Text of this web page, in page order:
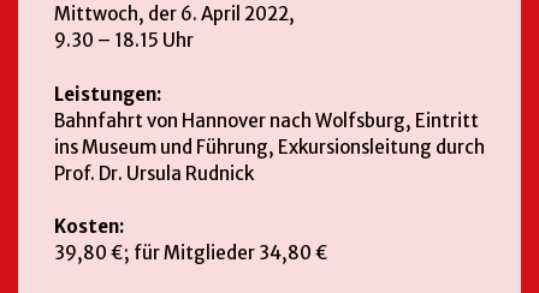
Mittwoch, der 6. April 2022,
9.30 – 18.15 Uhr
Leistungen:
Bahnfahrt von Hannover nach Wolfsburg, Eintritt
ins Museum und Führung, Exkursionsleitung durch
Prof. Dr. Ursula Rudnick
Kosten:
39,80 €; für Mitglieder 34,80 €